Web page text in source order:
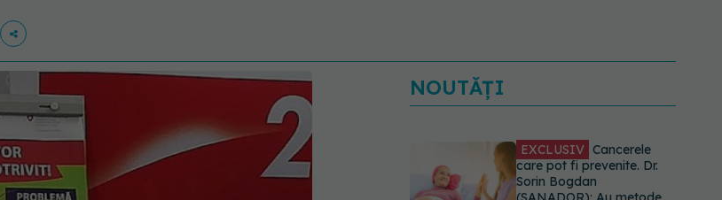
NOUTĂȚI
EXCLUSIV Cancerele
care pot fi prevenite. Dr.
Sorin Bogdan